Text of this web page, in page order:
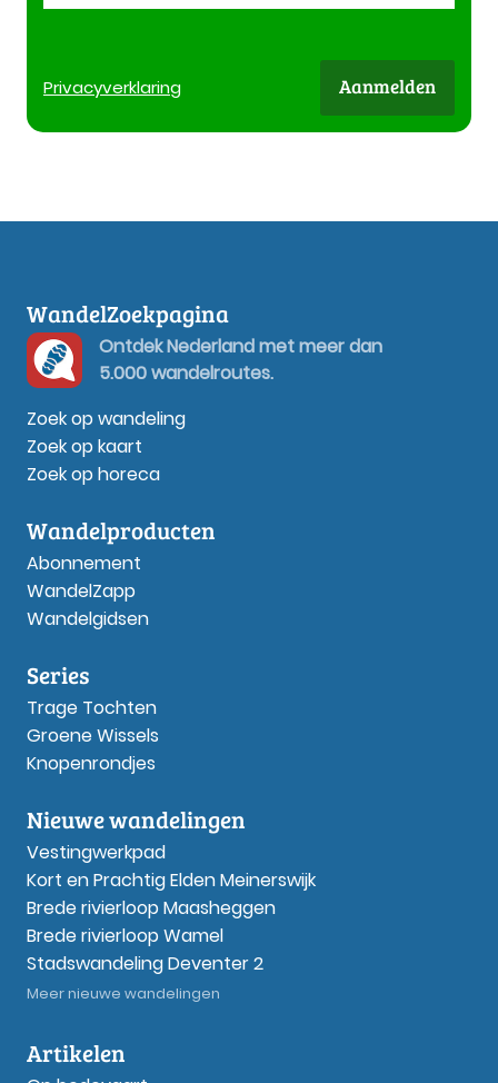
Privacyverklaring Aanmelden
WandelZoekpagina
Ontdek Nederland met meer dan
5.000 wandelroutes.
Zoek op wandeling
Zoek op kaart
Zoek op horeca
Wandelproducten
Abonnement
WandelZapp
Wandelgidsen
Series
Trage Tochten
Groene Wissels
Knopenrondjes
Nieuwe wandelingen
Vestingwerkpad
Kort en Prachtig Elden Meinerswijk
Brede rivierloop Maasheggen
Brede rivierloop Wamel
Stadswandeling Deventer 2
Meer nieuwe wandelingen
Artikelen